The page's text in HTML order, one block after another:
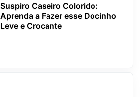
Suspiro Caseiro Colorido:
Aprenda a Fazer esse Docinho
Leve e Crocante